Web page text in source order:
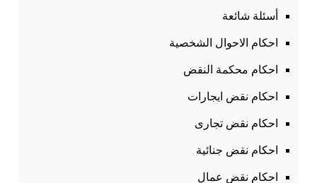
أسئلة شائعة
احكام الاحوال الشخصية
احكام محكمة النقض
احكام نقض ايجارات
احكام نقض تجارى
احكام نقض جنائية
احكام نقض عمال